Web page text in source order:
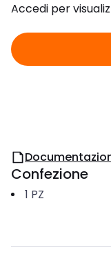
Accedi per
Confezione
1 PZ